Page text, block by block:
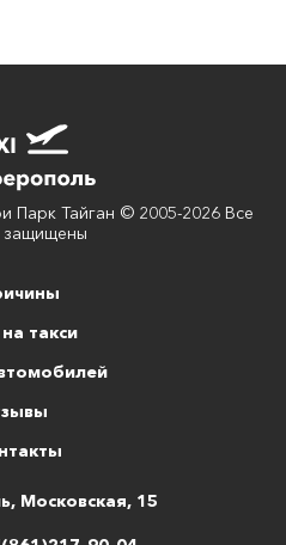
Парк Тайган © 2005-2026 Все
защищены
такси
Московская, 15